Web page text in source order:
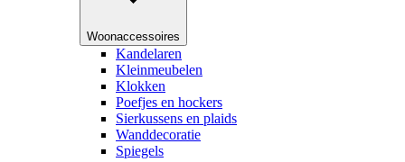
Woonaccessoires
Kandelaren
Kleinmeubelen
Klokken
Poefjes en hockers
Sierkussens en plaids
Wanddecoratie
Spiegels